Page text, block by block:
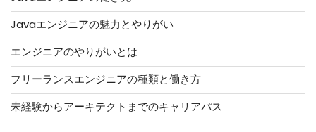
Javaエンジニアの魅力とやりがい
エンジニアのやりがいとは
フリーランスエンジニアの種類と働き方
未経験からアーキテクトまでのキャリアパス